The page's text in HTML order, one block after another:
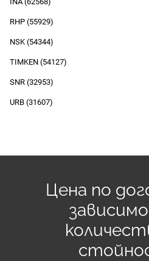
RHP (55929)
NSK (54344)
TIMKEN (54127)
SNR (32953)
URB (31607)
Цена по